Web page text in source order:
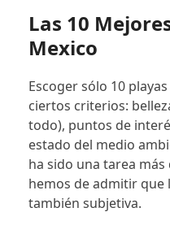
Las 10
Mexico
Escoger sólo 10
ciertos criterios:
todo), puntos de
estado del medio
ha sido una tarea
hemos de admitir que
también subjetiva.